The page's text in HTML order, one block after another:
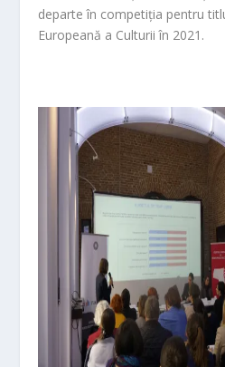
departe în competiția pentru
Europeană a Culturii în 2021.